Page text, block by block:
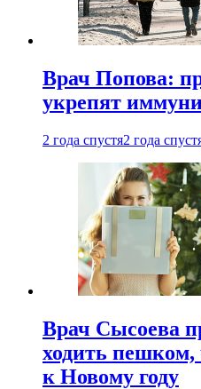
Врач Попова:
укрепят
2 года спустя2 года
Врач Сысоева
ходить пешком,
к Новому году